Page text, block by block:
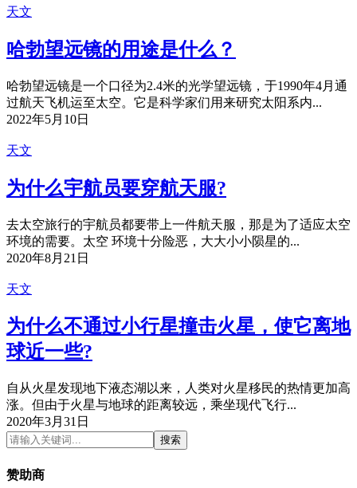
天文
哈勃望远镜的用途是什么？
哈勃望远镜是一个口径为2.4米的光学望远镜，于1990年4月通
过航天飞机运至太空。它是科学家们用来研究太阳系内...
2022年5月10日
天文
为什么宇航员要穿航天服?
去太空旅行的宇航员都要带上一件航天服，那是为了适应太空
环境的需要。太空 环境十分险恶，大大小小陨星的...
2020年8月21日
天文
为什么不通过小行星撞击火星，使它离地
球近一些?
自从火星发现地下液态湖以来，人类对火星移民的热情更加高
涨。但由于火星与地球的距离较远，乘坐现代飞行...
2020年3月31日
搜索
赞助商